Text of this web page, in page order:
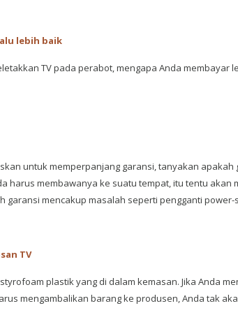
lebih baik
TV pada perabot, mengapa Anda membayar
untuk memperpanjang garansi, tanyakan
harus membawanya ke suatu tempat, itu tentu akan
garansi mencakup masalah seperti pengganti power-
TV
plastik yang di dalam kemasan. Jika Anda
mengambalikan barang ke produsen, Anda tak